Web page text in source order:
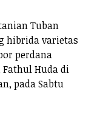
Tuban
hibrida varietas
perdana
Huda di
pada Sabtu